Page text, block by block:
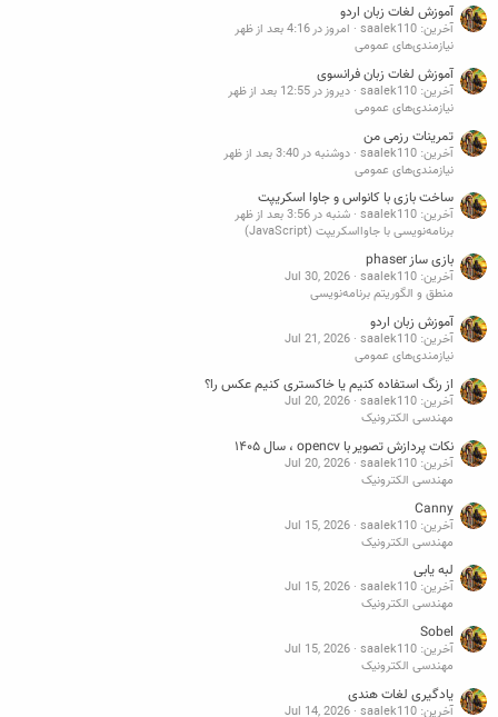
آموزش لغات زبان اردو
آخرین: saalek110
امروز در 4:16 بعد از ظهر
نیازمندی‌های عمومی
آموزش لغات زبان فرانسوی
آخرین: saalek110
دیروز در 12:55 بعد از ظهر
نیازمندی‌های عمومی
تمرینات رزمی من
آخرین: saalek110
دوشنبه در 3:40 بعد از ظهر
نیازمندی‌های عمومی
ساخت بازی با کانواس و جاوا اسکریپت
آخرین: saalek110
شنبه در 3:56 بعد از ظهر
برنامه‌نویسی با جاوااسکریپت (JavaScript)
بازی ساز phaser
آخرین: saalek110
Jul 30, 2026
منطق و الگوریتم برنامه‌نویسی
آموزش زبان اردو
آخرین: saalek110
Jul 21, 2026
نیازمندی‌های عمومی
از رنگ استفاده کنیم یا خاکستری کنیم عکس را؟
آخرین: saalek110
Jul 20, 2026
مهندسی الکترونیک
نکات پردازش تصویر با opencv ، سال ۱۴۰۵
آخرین: saalek110
Jul 20, 2026
مهندسی الکترونیک
Canny
آخرین: saalek110
Jul 15, 2026
مهندسی الکترونیک
لبه یابی
آخرین: saalek110
Jul 15, 2026
مهندسی الکترونیک
Sobel
آخرین: saalek110
Jul 15, 2026
مهندسی الکترونیک
یادگیری لغات هندی
آخرین: saalek110 Jul 14, 2026